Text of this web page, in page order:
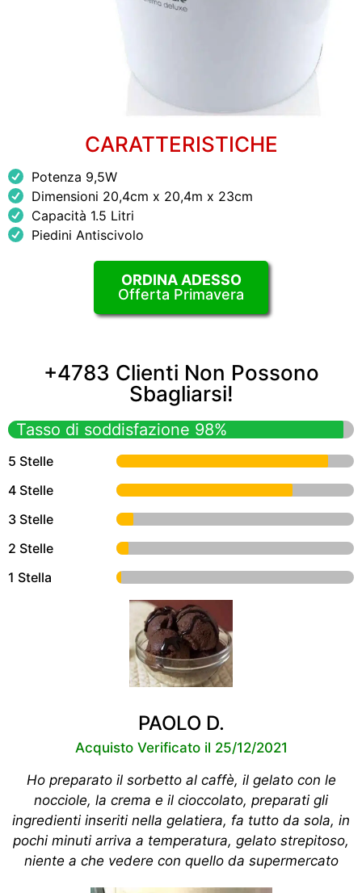
CARATTERISTICHE
Potenza 9,5W
Dimensioni 20,4cm x 20,4m x 23cm
Capacità 1.5 Litri
Piedini Antiscivolo
ORDINA ADESSO
Offerta Primavera
+4783 Clienti Non Possono
Sbagliarsi!
Tasso di soddisfazione 98%
5 Stelle
4 Stelle
3 Stelle
2 Stelle
1 Stella
PAOLO D.
Acquisto Verificato il 25/12/2021
Ho preparato il sorbetto al caffè, il gelato con le
nocciole, la crema e il cioccolato, preparati gli
ingredienti inseriti nella gelatiera, fa tutto da sola, in
pochi minuti arriva a temperatura, gelato strepitoso,
niente a che vedere con quello da supermercato